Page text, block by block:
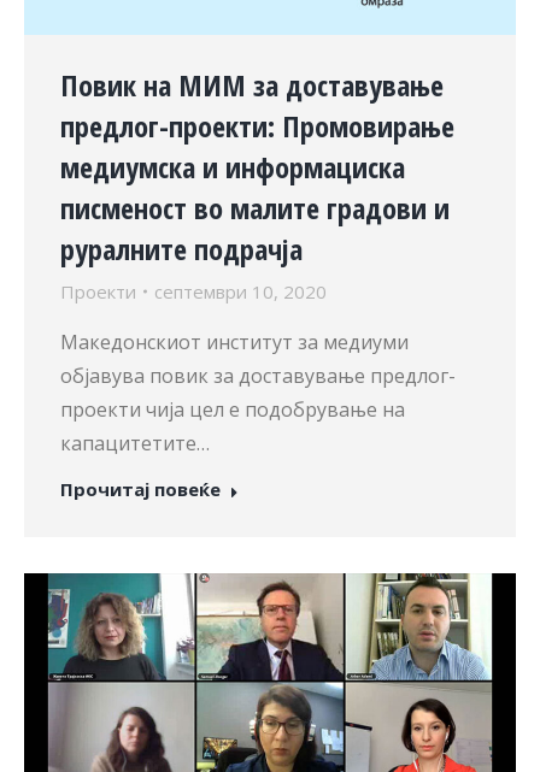
Повик на МИМ за доставување
предлог-проекти: Промовирање
медиумска и информациска
писменост во малите градови и
руралните подрачја
Проекти септември 10, 2020
Македонскиот институт за медиуми
објавува повик за доставување предлог-
проекти чија цел е подобрување на
капацитетите…
Прочитај повеќе